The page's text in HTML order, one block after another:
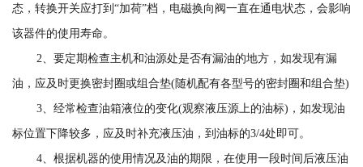
态，转换开关应打到“加荷”档，电磁换向阀一直在通电状态，会影响
该器件的使用寿命。
2、要定期检查主机和油源处是否有漏油的地方，如发现有漏
油，应及时更换密封圈或组合垫(随机配有各型号的密封圈和组合垫)
3、经常检查油箱液位的变化(观察液压源上的油标)，如发现油
标位置下降较多，应及时补充液压油，到油标的3/4处即可。
4、根据机器的使用情况及油的期限，在使用一段时间后液压油